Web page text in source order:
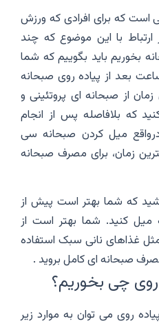
است که برای افرادی که ورزش
با این موضوع که چند
بخوریم باید بگوییم که شما
بعد از پیاده روی صبحانه
از صبحانه ای پروتئینی و
که بلافاصله پس از انجام
میل کردن صبحانه سی
زمان، برای مصرف صبحانه
که شما بهتر است پیش از
میل کنید. شما بهتر است از
غذاهای نانی سبک استفاده
صبحانه ای کامل بروید .
روی چی بخوریم؟
روی می توان به موارد زیر